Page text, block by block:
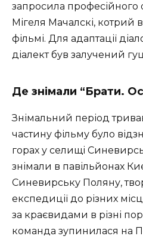
запросила професійного
Мігеля Мачалскі, котрий
фільмі. Для адаптації
діалект був залучений
Де знімали “Брати.
Знімальний період
частину фільму було
горах у селищі
знімали в павільйонах
Синевирську Поляну,
експедиції до різних
за краєвидами в різні
команда зупинилася на